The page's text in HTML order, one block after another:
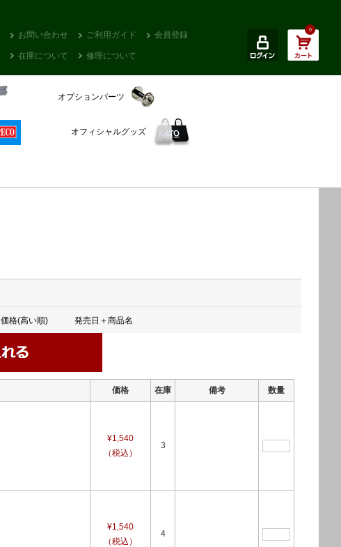
お問い合わせ ご利用ガイド 会員登録
在庫について 修理について
0
オプションパーツ
オフィシャルグッズ
価格(高い順) 発売日＋商品名
価格 在庫 備考 数量
¥1,540
（税込）
3
¥1,540
（税込）
4